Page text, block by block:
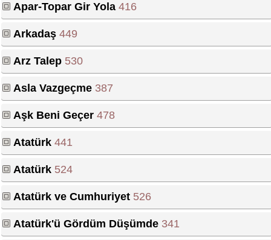
Apar-Topar Gir Yola 416
Arkadaş 449
Arz Talep 530
Asla Vazgeçme 387
Aşk Beni Geçer 478
Atatürk 441
Atatürk 524
Atatürk ve Cumhuriyet 526
Atatürk'ü Gördüm Düşümde 341